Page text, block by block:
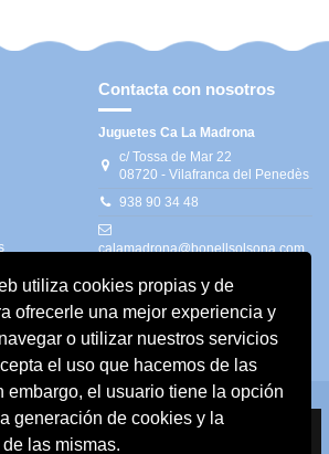
utiliza cookies propias y de
ofrecerle una mejor experiencia y
o utilizar nuestros servicios
el uso que hacemos de las
embargo, el usuario tiene la opción
generación de cookies y la
las mismas.
de
Contacta con nosotros
Juguetes Ca La Madrona
c/ Tossa de Mar 22
08720 - Vilafranca del Penedès
938 90 34 48
calamadrona@bonellsolsona.com